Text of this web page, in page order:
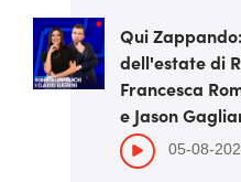
Qui
dell'estate di
Francesca
e Jason
05-08-